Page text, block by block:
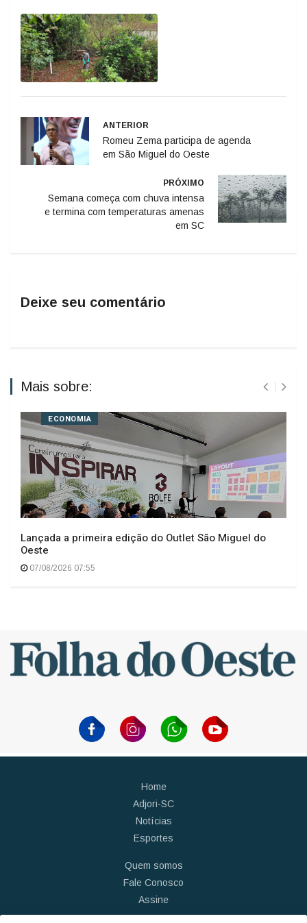
ANTERIOR
Romeu Zema participa de agenda
em São Miguel do Oeste
PRÓXIMO
Semana começa com chuva intensa
e termina com temperaturas amenas
em SC
Deixe seu comentário
Mais sobre:
ECONOMIA
Lançada a primeira edição do Outlet São Miguel do
Oeste
07/08/2026 07:55
Home
Adjori-SC
Notícias
Esportes
Quem somos
Fale Conosco
Assine